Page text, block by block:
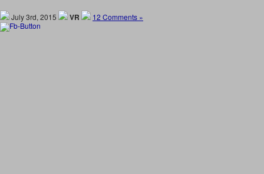
July 3rd, 2015 VR 12 Comments »